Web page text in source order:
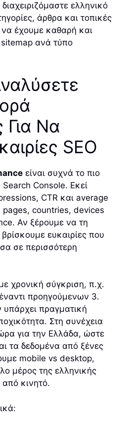
ελληνικό
άρθρα και τοπικές
να έχουμε καθαρή και
ανά τύπο
Να
SEO
είναι συχνά το πιο
Console. Εκεί
CTR και average
pages, countries, devices
Αν ξέρουμε να τη
ευκαιρίες που
σε περισσότερη
χρονική σύγκριση, π.χ.
προηγούμενων 3.
υπάρχει πραγματική
Στη συνέχεια
για την Ελλάδα, ώστε
τα δεδομένα από ξένες
mobile vs desktop,
μέρος της ελληνικής
από κινητό.